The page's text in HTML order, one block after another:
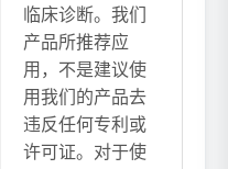
临床诊断。我们
产品所推荐应
用，不是建议使
用我们的产品去
违反任何专利或
许可证。对于使